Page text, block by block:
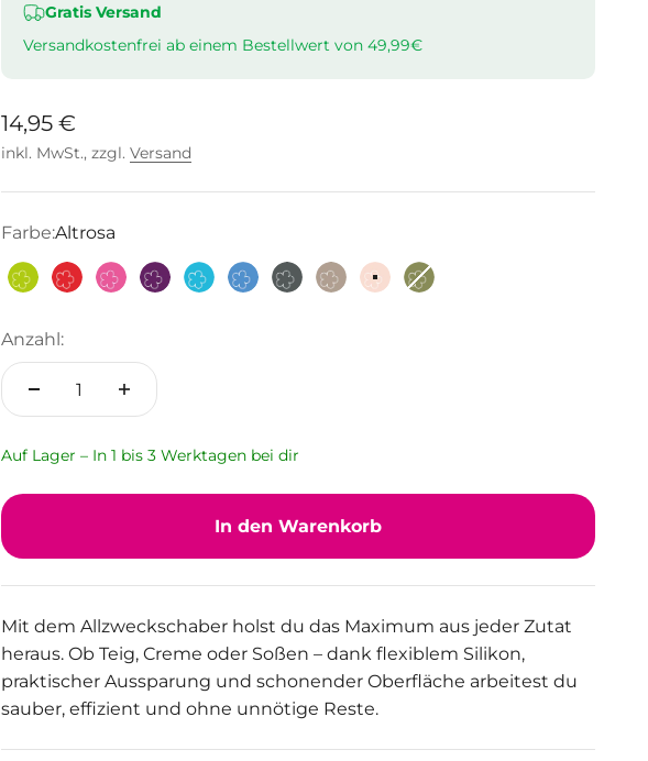
Gratis Versand
Versandkostenfrei ab einem Bestellwert von 49,99€
Angebot
14,95 €
inkl. MwSt., zzgl. Versand
Farbe:Altrosa
LimetteRot Pink Lila TürkisHellblauAnthrazit
TaupeAltrosaOlive
Anzahl:
Auf Lager – In 1 bis 3 Werktagen bei dir
In den Warenkorb
Mit dem Allzweckschaber holst du das Maximum aus jeder Zutat
heraus. Ob Teig, Creme oder Soßen – dank flexiblem Silikon,
praktischer Aussparung und schonender Oberfläche arbeitest du
sauber, effizient und ohne unnötige Reste.